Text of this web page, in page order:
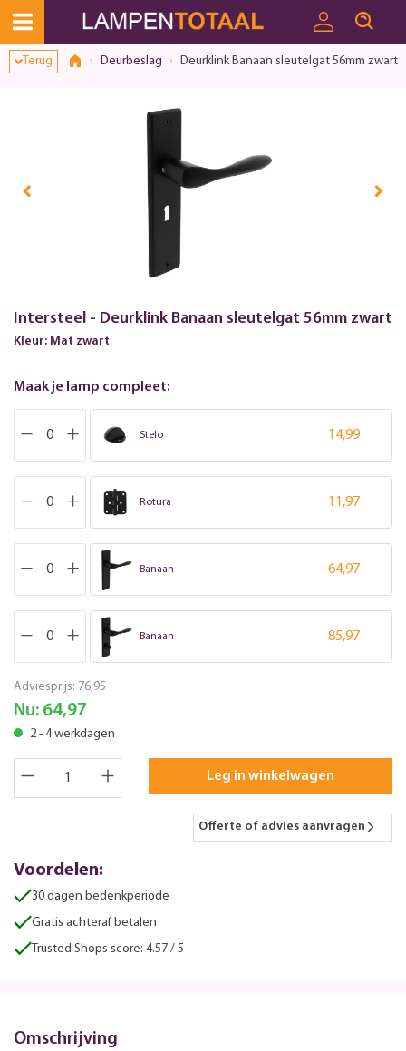
Terug Deurbeslag Deurklink Banaan sleutelgat 56mm zwart
Intersteel - Deurklink Banaan sleutelgat 56mm zwart
Kleur: Mat zwart
Maak je lamp compleet:
Stelo 14,99
Rotura 11,97
Banaan 64,97
Banaan 85,97
Adviesprijs: 76,95
Nu: 64,97
2 - 4 werkdagen
Leg in winkelwagen
Offerte of advies aanvragen
Voordelen:
30 dagen bedenkperiode
Gratis achteraf betalen
Trusted Shops score: 4.57 / 5
Omschrijving
Toestemmingsvenster geopend